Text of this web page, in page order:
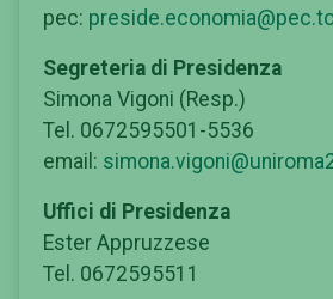
pec:
Segreteria di Presidenza
Simona Vigoni (Resp.)
Tel. 0672595501-5536
email:
Uffici di Presidenza
Ester Appruzzese
Tel. 0672595511